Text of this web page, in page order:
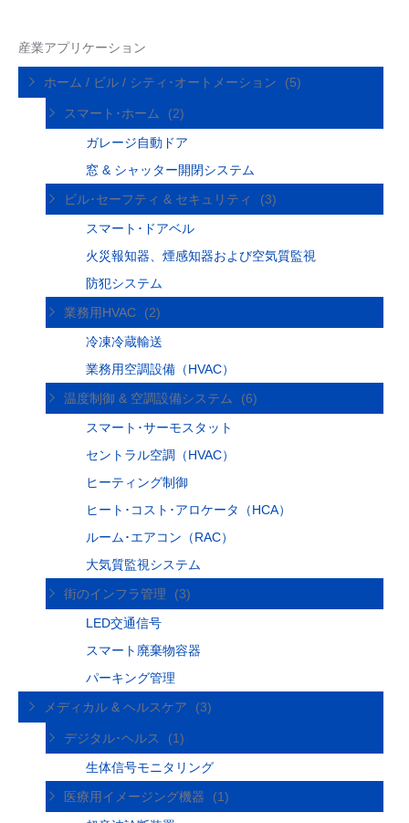
産業アプリケーション
ホーム / ビル / シティ･オートメーション (5)
スマート･ホーム
(2)
ガレージ自動ドア
窓 & シャッター開閉システム
ビル･セーフティ & セキュリティ
(3)
スマート･ドアベル
火災報知器、煙感知器および空気質監視
防犯システム
業務用HVAC
(2)
冷凍冷蔵輸送
業務用空調設備（HVAC）
温度制御 & 空調設備システム
(6)
スマート･サーモスタット
セントラル空調（HVAC）
ヒーティング制御
ヒート･コスト･アロケータ（HCA）
ルーム･エアコン（RAC）
大気質監視システム
街のインフラ管理
(3)
LED交通信号
スマート廃棄物容器
パーキング管理
メディカル & ヘルスケア
(3)
デジタル･ヘルス
(1)
生体信号モニタリング
医療用イメージング機器
(1)